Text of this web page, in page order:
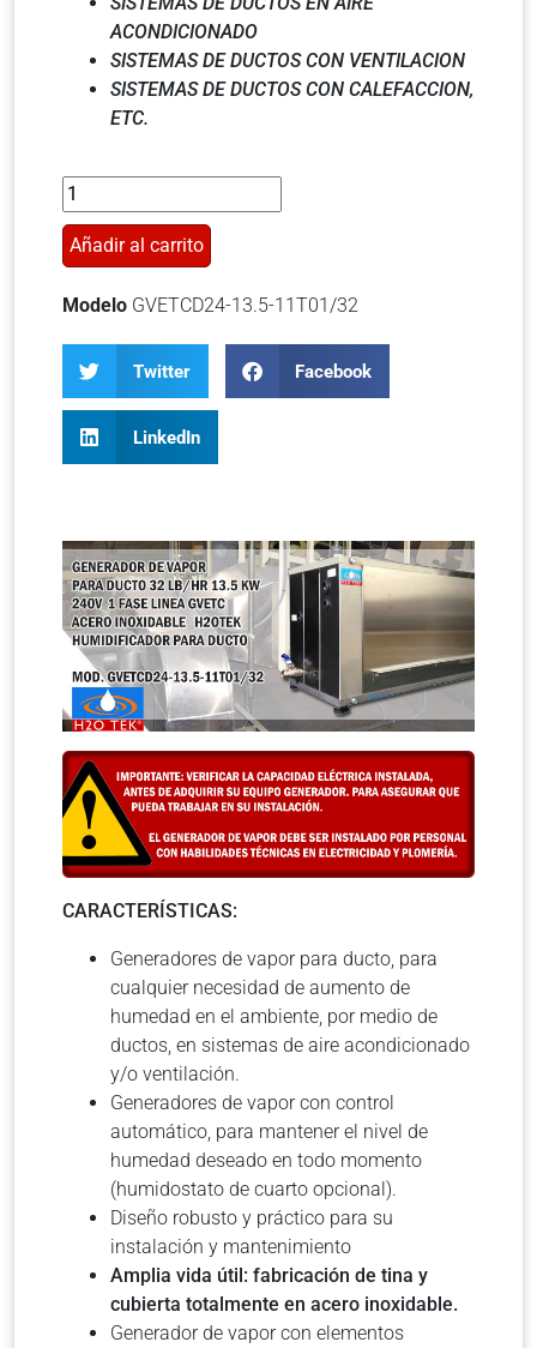
ACONDICIONADO
SISTEMAS DE DUCTOS CON VENTILACION
SISTEMAS DE DUCTOS CON CALEFACCION,
ETC.
Añadir al carrito
Modelo GVETCD24-13.5-11T01/32
Twitter Facebook
LinkedIn
CARACTERÍSTICAS:
Generadores de vapor para ducto, para
cualquier necesidad de aumento de
humedad en el ambiente, por medio de
ductos, en sistemas de aire acondicionado
y/o ventilación.
Generadores de vapor con control
automático, para mantener el nivel de
humedad deseado en todo momento
(humidostato de cuarto opcional).
Diseño robusto y práctico para su
instalación y mantenimiento
Amplia vida útil: fabricación de tina y
cubierta totalmente en acero inoxidable.
Generador de vapor con elementos